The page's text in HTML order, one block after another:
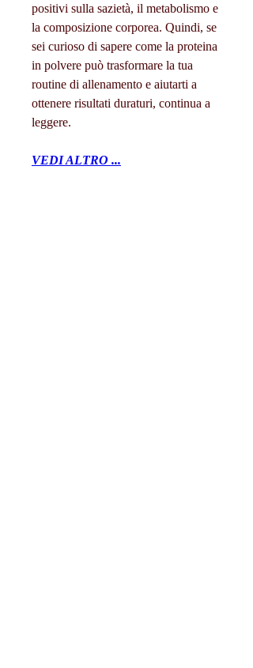
positivi sulla sazietà, il metabolismo e
la composizione corporea. Quindi, se
sei curioso di sapere come la proteina
in polvere può trasformare la tua
routine di allenamento e aiutarti a
ottenere risultati duraturi, continua a
leggere.
VEDI ALTRO ...